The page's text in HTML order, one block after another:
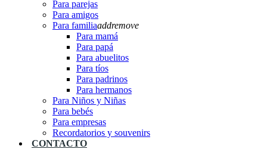
Para parejas
Para amigos
Para familiaaddremove
Para mamá
Para papá
Para abuelitos
Para tíos
Para padrinos
Para hermanos
Para Niños y Niñas
Para bebés
Para empresas
Recordatorios y souvenirs
CONTACTO